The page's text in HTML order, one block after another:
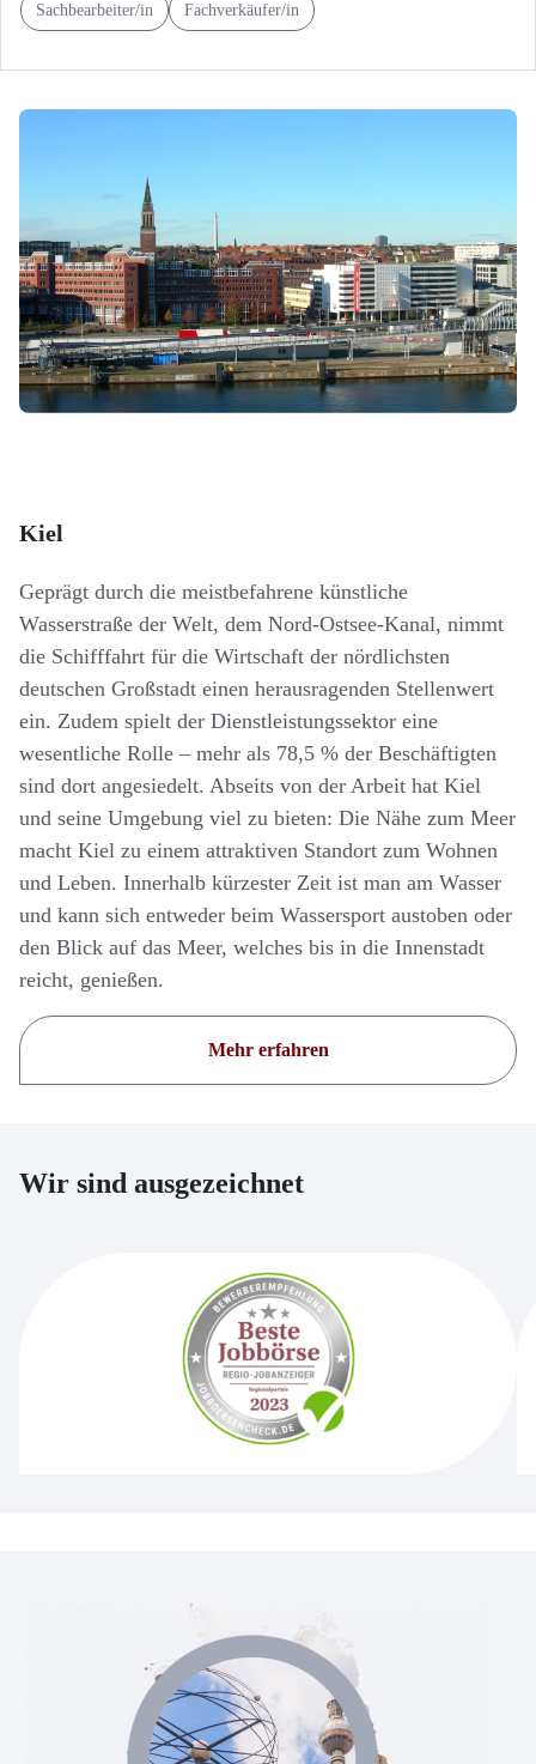
Sachbearbeiter/in Fachverkäufer/in
Kiel
Geprägt durch die meistbefahrene künstliche
Wasserstraße der Welt, dem Nord-Ostsee-Kanal, nimmt
die Schifffahrt für die Wirtschaft der nördlichsten
deutschen Großstadt einen herausragenden Stellenwert
ein. Zudem spielt der Dienstleistungssektor eine
wesentliche Rolle – mehr als 78,5 % der Beschäftigten
sind dort angesiedelt. Abseits von der Arbeit hat Kiel
und seine Umgebung viel zu bieten: Die Nähe zum Meer
macht Kiel zu einem attraktiven Standort zum Wohnen
und Leben. Innerhalb kürzester Zeit ist man am Wasser
und kann sich entweder beim Wassersport austoben oder
den Blick auf das Meer, welches bis in die Innenstadt
reicht, genießen.
Mehr erfahren
Wir sind ausgezeichnet